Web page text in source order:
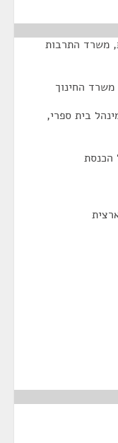
משרד התרבות
החינוך
בית ספרי,
הכנסת